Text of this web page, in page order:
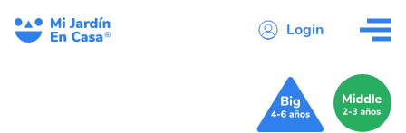
Login